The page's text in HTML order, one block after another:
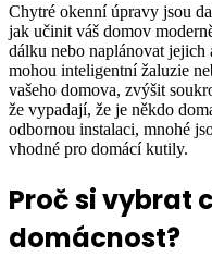
Chytré okenní úpravy jsou
jak učinit váš domov
dálku nebo naplánovat
mohou inteligentní žaluzie
vašeho domova, zvýšit
že vypadají, že je někdo
odbornou instalaci, mnohé
vhodné pro domácí kutily.
Proč si vybrat
domácnost?